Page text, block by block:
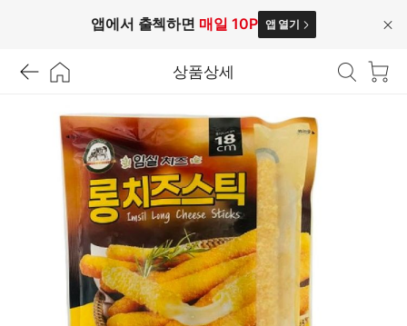
앱에서 출첵하면 매일 10P 앱 열기
닫
상품상세